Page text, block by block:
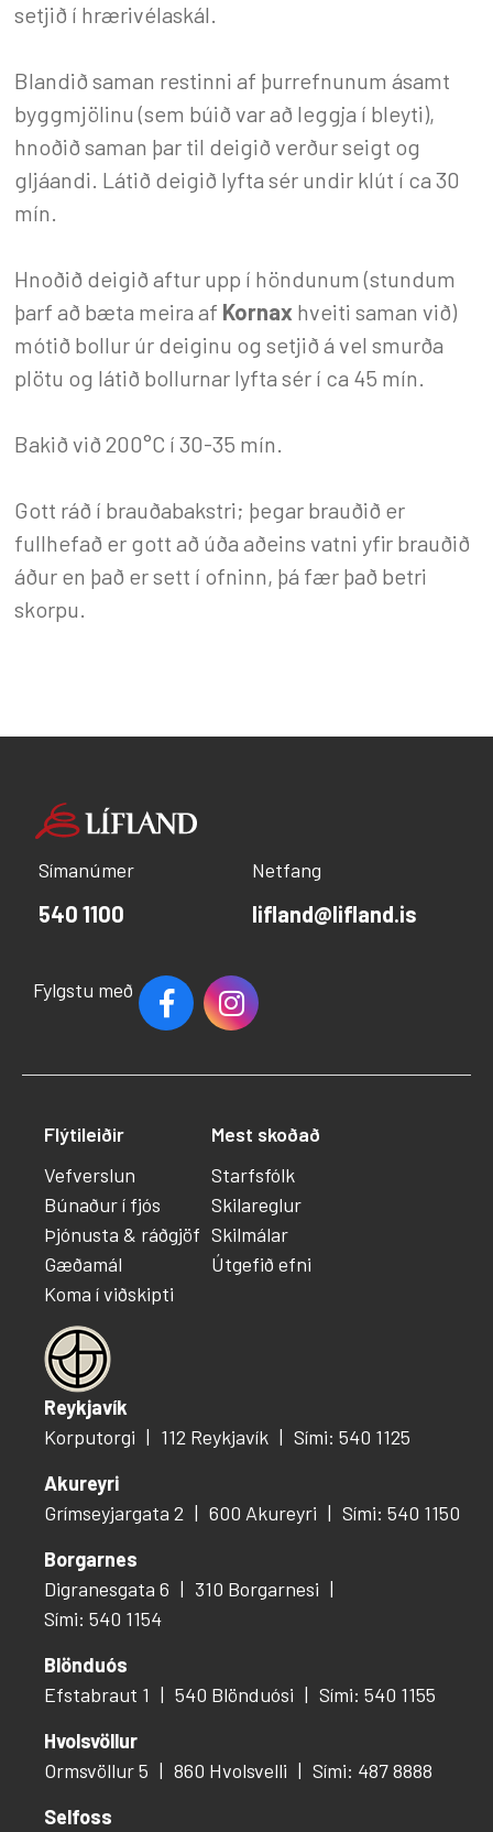
setjið í hrærivélaskál.
Blandið saman restinni af þurrefnunum ásamt
byggmjölinu (sem búið var að leggja í bleyti),
hnoðið saman þar til deigið verður seigt og
gljáandi. Látið deigið lyfta sér undir klút í ca 30
mín.
Hnoðið deigið aftur upp í höndunum (stundum
þarf að bæta meira af Kornax hveiti saman við)
mótið bollur úr deiginu og setjið á vel smurða
plötu og látið bollurnar lyfta sér í ca 45 mín.
Bakið við 200°C í 30-35 mín.
Gott ráð í brauðabakstri; þegar brauðið er
fullhefað er gott að úða aðeins vatni yfir brauðið
áður en það er sett í ofninn, þá fær það betri
skorpu.
Símanúmer
540 1100
Netfang
lifland@lifland.is
Fylgstu með
Reykjavík
Korputorgi
112 Reykjavík
Sími: 540 1125
Akureyri
Grímseyjargata 2
600 Akureyri
Sími: 540 1150
Borgarnes
Digranesgata 6
310 Borgarnesi
Sími: 540 1154
Blönduós
Efstabraut 1
540 Blönduósi
Sími: 540 1155
Hvolsvöllur
Ormsvöllur 5
860 Hvolsvelli
Sími: 487 8888
Selfoss
Flýtileiðir
Vefverslun
Búnaður í fjós
Þjónusta & ráðgjöf
Gæðamál
Koma í viðskipti
Mest skoðað
Starfsfólk
Skilareglur
Skilmálar
Útgefið efni